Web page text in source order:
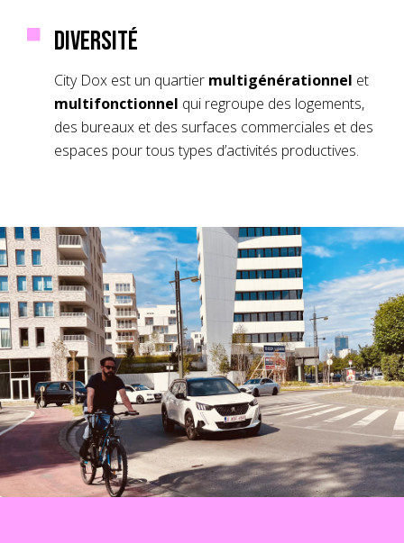
Diversité
City Dox est un quartier multigénérationnel et
multifonctionnel qui regroupe des logements,
des bureaux et des surfaces commerciales et des
espaces pour tous types d’activités productives.